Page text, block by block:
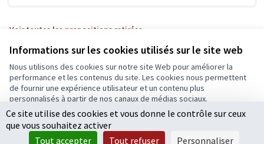
Informations sur les cookies utilisés sur le site web
Nous utilisons des cookies sur notre site Web pour améliorer la
performance et les contenus du site. Les cookies nous permettent
de fournir une expérience utilisateur et un contenu plus
personnalisés à partir de nos canaux de médias sociaux.
Tout accepter
Accepter seulement les cookies essentiels
Voir toutes les propositions retirées
Conditions d'utilisation
Paramètres des cookies
Ecrivons Angers sur X
(Lien externe)
Ecrivons Angers sur Facebook
(Lien externe)
Ce site utilise des cookies et vous donne le contrôle sur ceux
que vous souhaitez activer
Tout accepter
Tout refuser Personnaliser